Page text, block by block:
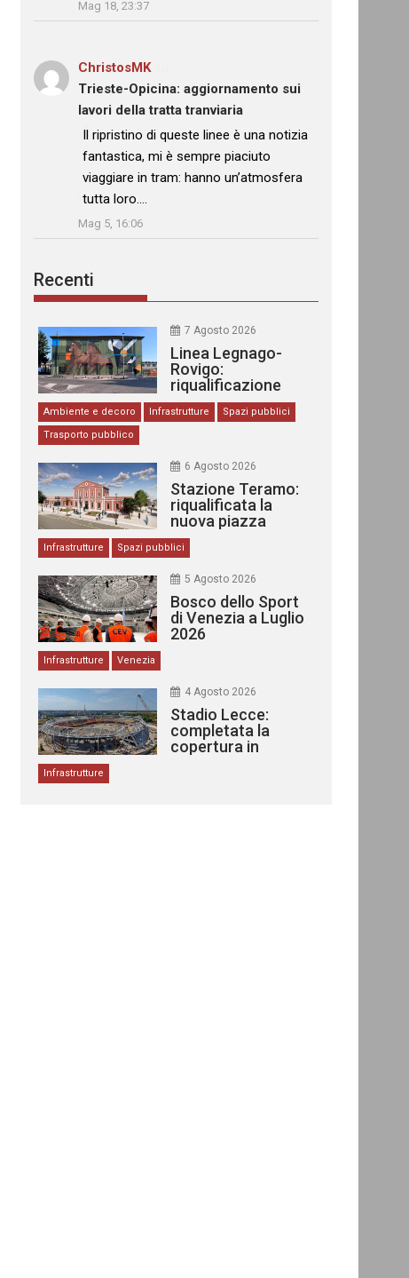
Mag 18, 23:37
ChristosMKsu
Trieste-Opicina: aggiornamento sui
lavori della tratta tranviaria
: “
Il ripristino di queste linee è una notizia
fantastica, mi è sempre piaciuto
viaggiare in tram: hanno un’atmosfera
tutta loro.…
Mag 5, 16:06
Recenti
7 Agosto 2026
Linea Legnago-
Rovigo:
riqualificazione
delle stazioni
Ambiente e decoro Infrastrutture
Spazi pubblici
Trasporto pubblico
6 Agosto 2026
Stazione Teramo:
riqualificata la
nuova piazza
urbana
Infrastrutture Spazi pubblici
5 Agosto 2026
Bosco dello Sport
di Venezia a Luglio
2026
Infrastrutture Venezia
4 Agosto 2026
Stadio Lecce:
completata la
copertura in
Infrastrutture